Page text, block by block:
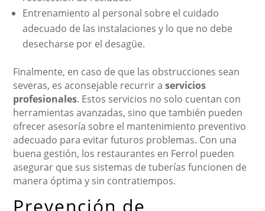
Entrenamiento al personal sobre el cuidado
adecuado de las instalaciones y lo que no debe
desecharse por el desagüe.
Finalmente, en caso de que las obstrucciones sean
severas, es aconsejable recurrir aservicios
profesionales. Estos servicios no solo cuentan con
herramientas avanzadas, sino que también pueden
ofrecer asesoría sobre el mantenimiento preventivo
adecuado para evitar futuros problemas. Con una
buena gestión, los restaurantes en Ferrol pueden
asegurar que sus sistemas de tuberías funcionen de
manera óptima y sin contratiempos.
Prevención de